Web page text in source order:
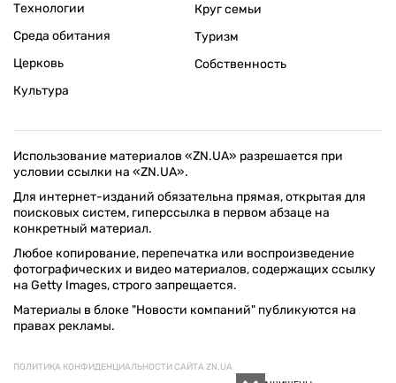
Технологии
Среда обитания
Церковь
Культура
Круг семьи
Туризм
Собственность
Использование материалов «ZN.UA» разрешается при
условии ссылки на «ZN.UA».
Для интернет-изданий обязательна прямая, открытая для
поисковых систем, гиперссылка в первом абзаце на
конкретный материал.
Любое копирование, перепечатка или воспроизведение
фотографических и видео материалов, содержащих ссылку
на Getty Images, строго запрещается.
Материалы в блоке "Новости компаний" публикуются на
правах рекламы.
ПОЛИТИКА КОНФИДЕНЦИАЛЬНОСТИ САЙТА ZN.UA